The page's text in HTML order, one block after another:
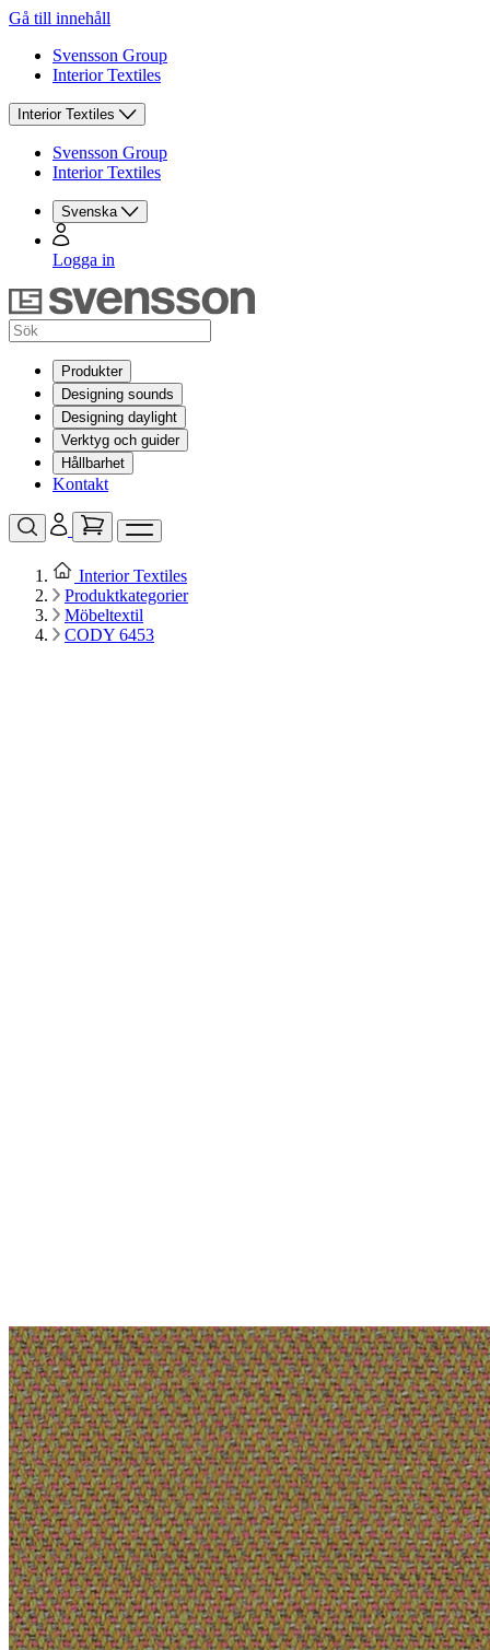
Gå till innehåll
Svensson Group
Interior Textiles
Interior Textiles
Svensson Group
Interior Textiles
Svenska
Logga in
Produkter
Designing sounds
Designing daylight
Verktyg och guider
Hållbarhet
Kontakt
Interior Textiles
Produktkategorier
Möbeltextil
CODY 6453